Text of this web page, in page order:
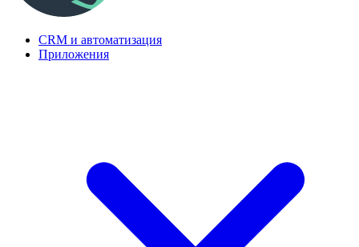
CRM и автоматизация
Приложения